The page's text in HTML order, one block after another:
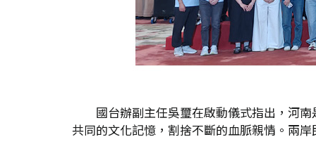
國台辦副主任吳璽在啟動儀式指出，河
共同的文化記憶，割捨不斷的血脈親情。兩